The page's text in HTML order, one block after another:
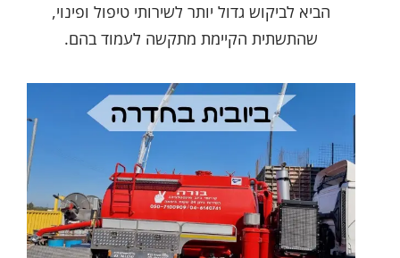
הביא לביקוש גדול יותר לשירותי טיפול ופינוי,
שהתשתית הקיימת מתקשה לעמוד בהם.